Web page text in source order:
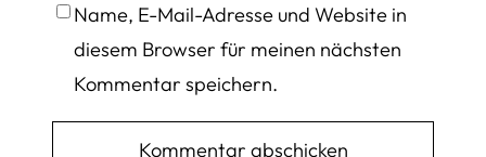
Name, E-Mail-Adresse und Website in
diesem Browser für meinen nächsten
Kommentar speichern.